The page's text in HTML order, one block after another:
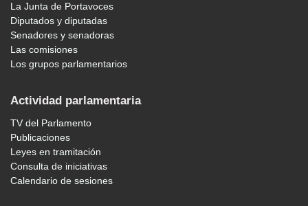
La Junta de Portavoces
Diputados y diputadas
Senadores y senadoras
Las comisiones
Los grupos parlamentarios
Actividad parlamentaria
TV del Parlamento
Publicaciones
Leyes en tramitación
Consulta de iniciativas
Calendario de sesiones